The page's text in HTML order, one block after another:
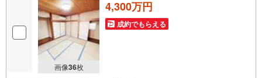
画像36枚
4,300万円
成約でもらえる